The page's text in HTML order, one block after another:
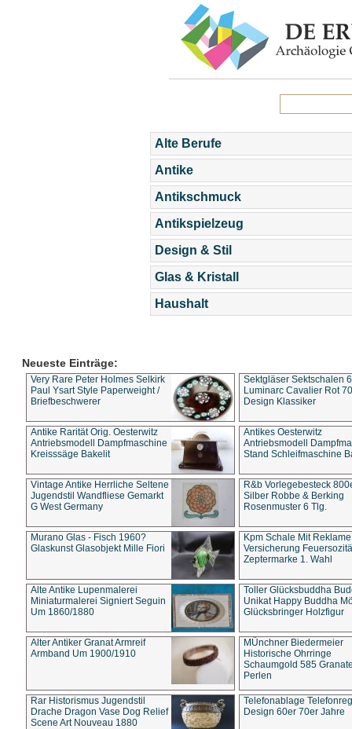
Alte Berufe
Antike
Antikschmuck
Antikspielzeug
Design & Stil
Glas & Kristall
Haushalt
Neueste Einträge:
Very Rare Peter Holmes Selkirk
Paul Ysart Style Paperweight /
Briefbeschwerer
Sektgläser Sektschalen
Luminarc Cavalier Rot
Design Klassiker
Antike Rarität Orig. Oesterwitz
Antriebsmodell Dampfmaschine
Kreisssäge Bakelit
Antikes Oesterwitz
Antriebsmodell
Stand Schleifmaschine
Vintage Antike Herrliche Seltene
Jugendstil Wandfliese Gemarkt
G West Germany
R&b Vorlegebesteck
Silber Robbe & Berking
Rosenmuster 6 Tlg.
Murano Glas - Fisch 1960?
Glaskunst Glasobjekt Mille Fiori
Kpm Schale Mit Reklame
Versicherung
Zeptermarke 1. Wahl
Alte Antike Lupenmalerei
Miniaturmalerei Signiert Seguin
Um 1860/1880
Toller Glücksbuddha
Unikat Happy Buddha
Glücksbringer Holzfigur
Alter Antiker Granat Armreif
Armband Um 1900/1910
MÜnchner Biedermeier
Historische Ohrringe
Schaumgold 585
Perlen
Rar Historismus Jugendstil
Drache Dragon Vase Dog Relief
Scene Art Nouveau 1880
Telefonablage
Design 60er 70er Jahre